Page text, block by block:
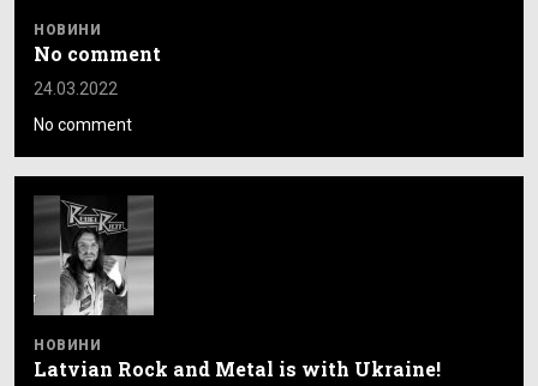
НОВИНИ
No comment
24.03.2022
No comment
НОВИНИ
Latvian Rock and Metal is with Ukraine!